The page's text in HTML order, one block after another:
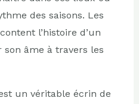
des saisons. Les
l’histoire d’un
âme à travers les
un véritable écrin de